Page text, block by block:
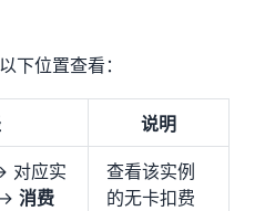
下位置查看：
说明
对应实
→ 消费
查看该实例
的无卡扣费